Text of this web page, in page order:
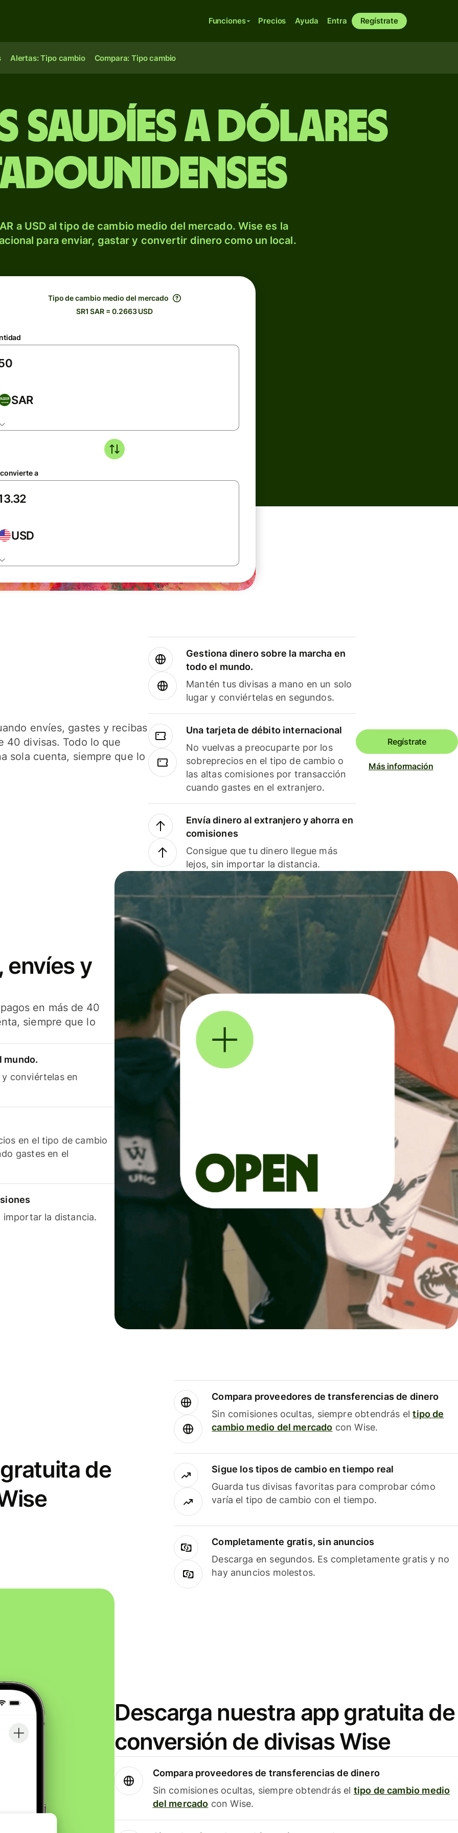
Funciones Precios Ayuda Entra Regístrate
Alertas: Tipo cambio Compara: Tipo cambio
saudíes a dólares
a USD al tipo de cambio medio del mercado. Wise es la
para enviar, gastar y convertir dinero como un local.
Tipo de cambio medio del mercado
SR1 SAR = 0.2663 USD
SAR
a
USD
envíes, gastes y recibas
40 divisas. Todo lo que
sola cuenta, siempre que lo
Gestiona dinero sobre la marcha en
todo el mundo.
Mantén tus divisas a mano en un solo
lugar y conviértelas en segundos.
Una tarjeta de débito internacional
No vuelvas a preocuparte por los
sobreprecios en el tipo de cambio o
las altas comisiones por transacción
cuando gastes en el extranjero.
Envía dinero al extranjero y ahorra en
comisiones
Consigue que tu dinero llegue más
lejos, sin importar la distancia.
Regístrate
Más información
envíes y
en más de 40
siempre que lo
mundo.
conviértelas en
en el tipo de cambio
gastes en el
importar la distancia.
de
Compara proveedores de transferencias de dinero
Sin comisiones ocultas, siempre obtendrás eltipo de
cambio medio del mercado con Wise.
Sigue los tipos de cambio en tiempo real
Guarda tus divisas favoritas para comprobar cómo
varía el tipo de cambio con el tiempo.
Completamente gratis, sin anuncios
Descarga en segundos. Es completamente gratis y no
hay anuncios molestos.
Descarga nuestra app gratuita de
conversión de divisas Wise
Compara proveedores de transferencias de dinero
Sin comisiones ocultas, siempre obtendrás el tipo de cambio medio
del mercado con Wise.